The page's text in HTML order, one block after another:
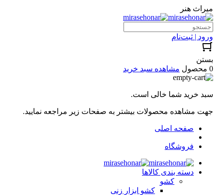
میراث هنر
ورود | ثبت‌نام
بستن
0 محصول
مشاهده سبد خرید
سبد خرید شما خالی است.
جهت مشاهده محصولات بیشتر به صفحات زیر مراجعه نمایید.
صفحه اصلی
فروشگاه
دسته بندی کالاها
کشو
کشو ابزار زنی